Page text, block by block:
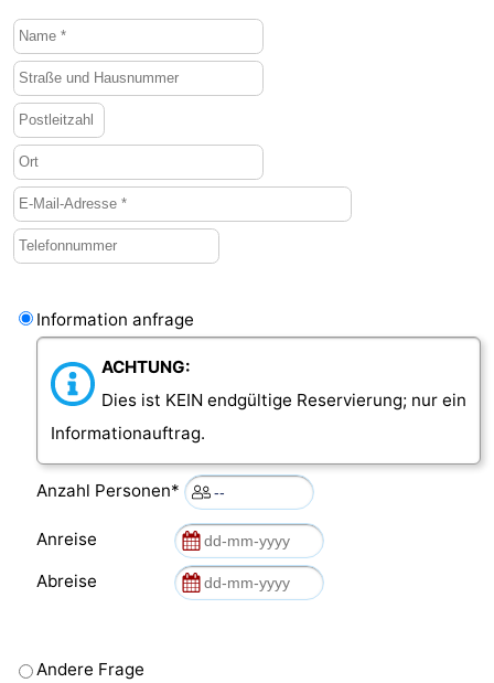
Information anfrage
ACHTUNG:
Dies ist KEIN endgültige Reservierung; nur ein
Informationauftrag.
Anzahl Personen*
Anreise
Abreise
Andere Frage